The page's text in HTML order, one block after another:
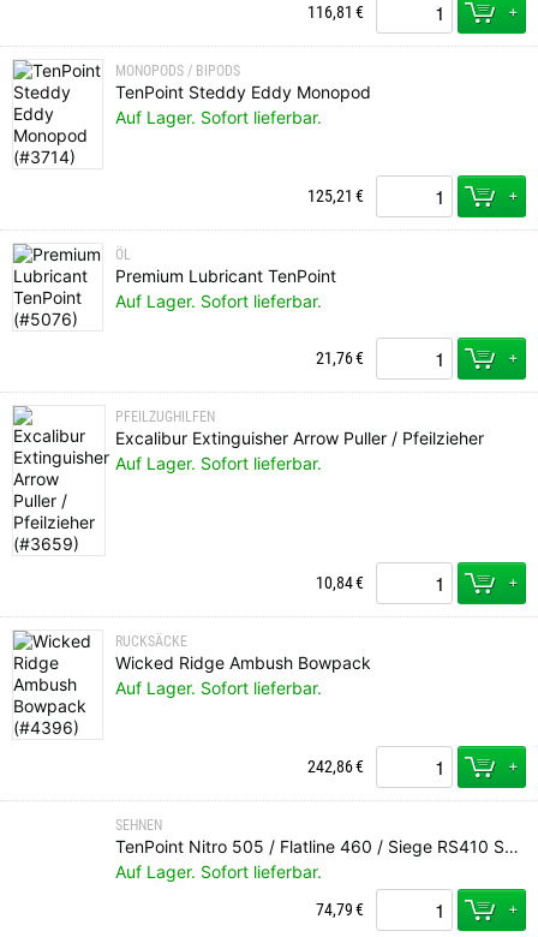
116,81 € +
MONOPODS / BIPODS
TenPoint Steddy Eddy Monopod
Auf Lager. Sofort lieferbar.
125,21 € +
ÖL
Premium Lubricant TenPoint
Auf Lager. Sofort lieferbar.
21,76€ +
PFEILZUGHILFEN
Excalibur Extinguisher Arrow Puller / Pfeilzieher
Auf Lager. Sofort lieferbar.
10,84€ +
RUCKSÄCKE
Wicked Ridge Ambush Bowpack
Auf Lager. Sofort lieferbar.
242,86€ +
SEHNEN
TenPoint Nitro 505 / Flatline 460 / Siege RS410 Sehne
Auf Lager. Sofort lieferbar.
74,79€ +